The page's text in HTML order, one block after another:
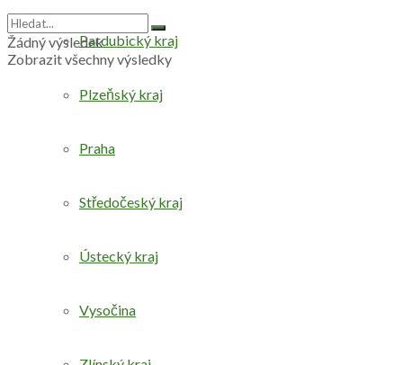
Pardubický kraj
Plzeňský kraj
Praha
Středočeský kraj
Ústecký kraj
Vysočina
Žádný výsledek
Zobrazit všechny výsledky